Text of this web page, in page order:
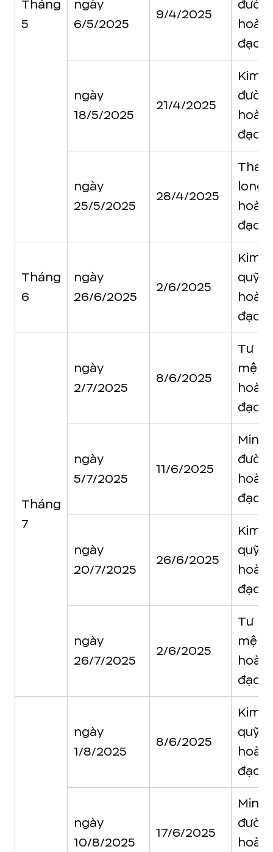
Tháng
5
ngày
6/5/2025
9/4/2025
đạo
ngày
18/5/2025
21/4/2025
Kim
đạo
ngày
25/5/2025
28/4/2025
long
đạo
Tháng
6
ngày
26/6/2025
2/6/2025
Kim
quỹ
đạo
Tháng
7
ngày
2/7/2025
8/6/2025
Tư
mệnh
đạo
ngày
5/7/2025
11/6/2025
Minh
đạo
ngày
20/7/2025
26/6/2025
Kim
quỹ
đạo
ngày
26/7/2025
2/6/2025
Tư
mệnh
đạo
ngày
1/8/2025
8/6/2025
Kim
quỹ
đạo
ngày
10/8/2025
17/6/2025
Minh